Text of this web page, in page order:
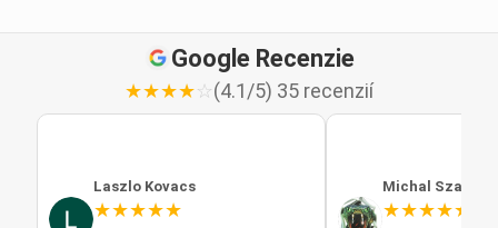
Google Recenzie
★★★★☆(4.1/5) 35 recenzií
Laszlo Kovacs
★★★★★
Michal Szabo
★★★★★